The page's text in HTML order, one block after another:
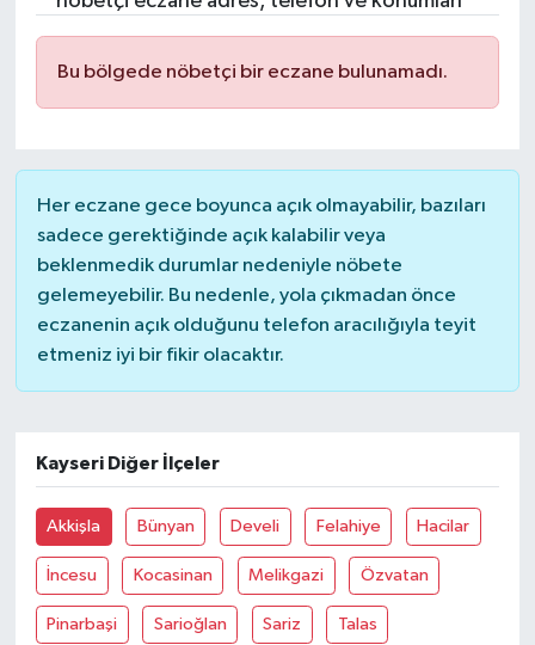
Bu bölgede nöbetçi bir eczane bulunamadı.
Her eczane gece boyunca açık olmayabilir, bazıları
sadece gerektiğinde açık kalabilir veya
beklenmedik durumlar nedeniyle nöbete
gelemeyebilir. Bu nedenle, yola çıkmadan önce
eczanenin açık olduğunu telefon aracılığıyla teyit
etmeniz iyi bir fikir olacaktır.
Kayseri Diğer İlçeler
Akkişla Bünyan Develi Felahiye Hacilar
İncesu Kocasinan Melikgazi Özvatan
Pinarbaşi Sarioğlan Sariz Talas
Resmi İlanlar